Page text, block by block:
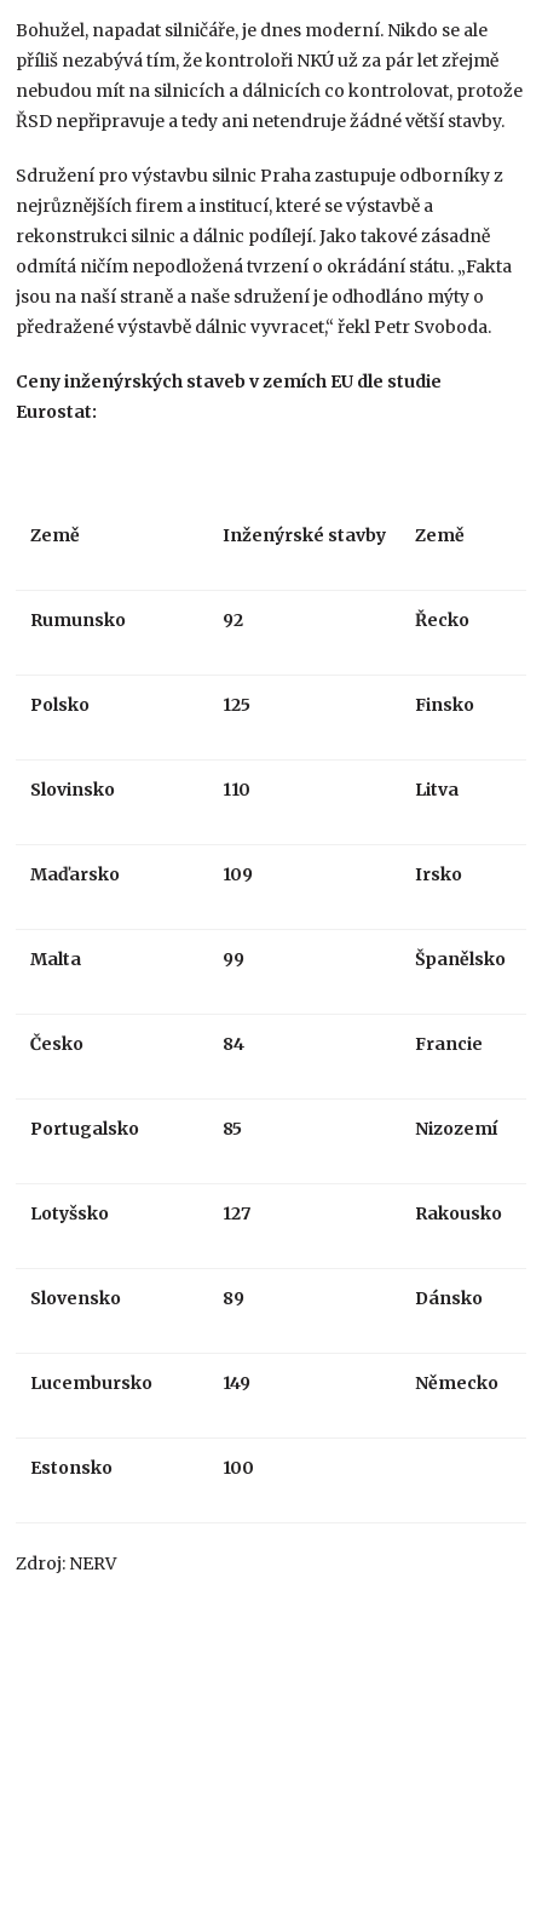
Bohužel, napadat silničáře, je dnes moderní. Nikdo se ale
příliš nezabývá tím, že kontroloři NKÚ už za pár let zřejmě
nebudou mít na silnicích a dálnicích co kontrolovat, protože
ŘSD nepřipravuje a tedy ani netendruje žádné větší stavby.
Sdružení pro výstavbu silnic Praha zastupuje odborníky z
nejrůznějších firem a institucí, které se výstavbě a
rekonstrukci silnic a dálnic podílejí. Jako takové zásadně
odmítá ničím nepodložená tvrzení o okrádání státu. „Fakta
jsou na naší straně a naše sdružení je odhodláno mýty o
předražené výstavbě dálnic vyvracet,“ řekl Petr Svoboda.
Ceny inženýrských staveb v zemích EU dle studie
Eurostat:
Země Inženýrské stavby Země
Rumunsko 92 Řecko
Polsko 125 Finsko
Slovinsko 110 Litva
Maďarsko 109 Irsko
Malta 99 Španělsko
Česko 84 Francie
Portugalsko 85 Nizozemí
Lotyšsko 127 Rakousko
Slovensko 89 Dánsko
Lucembursko 149 Německo
Estonsko 100
Zdroj: NERV